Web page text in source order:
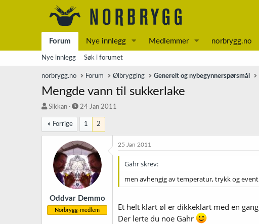
Forum Nye innlegg Medlemmer norbrygg.no
Nye innlegg Søk i forumet
norbrygg.no Forum Ølbrygging Generelt og nybegynnerspørsmål
Mengde vann til sukkerlake
T
å
d
r
Sikkan
S
r
t
d
a
t
o
24 Jan 2011
Forrige 1 2
Oddvar Demmo
Norbrygg-medlem
25 Jan 2011
Gahr skrev:
men avhengig av temperatur, trykk og
Et helt klart øl er dikkeklart med en
Der lerte du noe Gahr